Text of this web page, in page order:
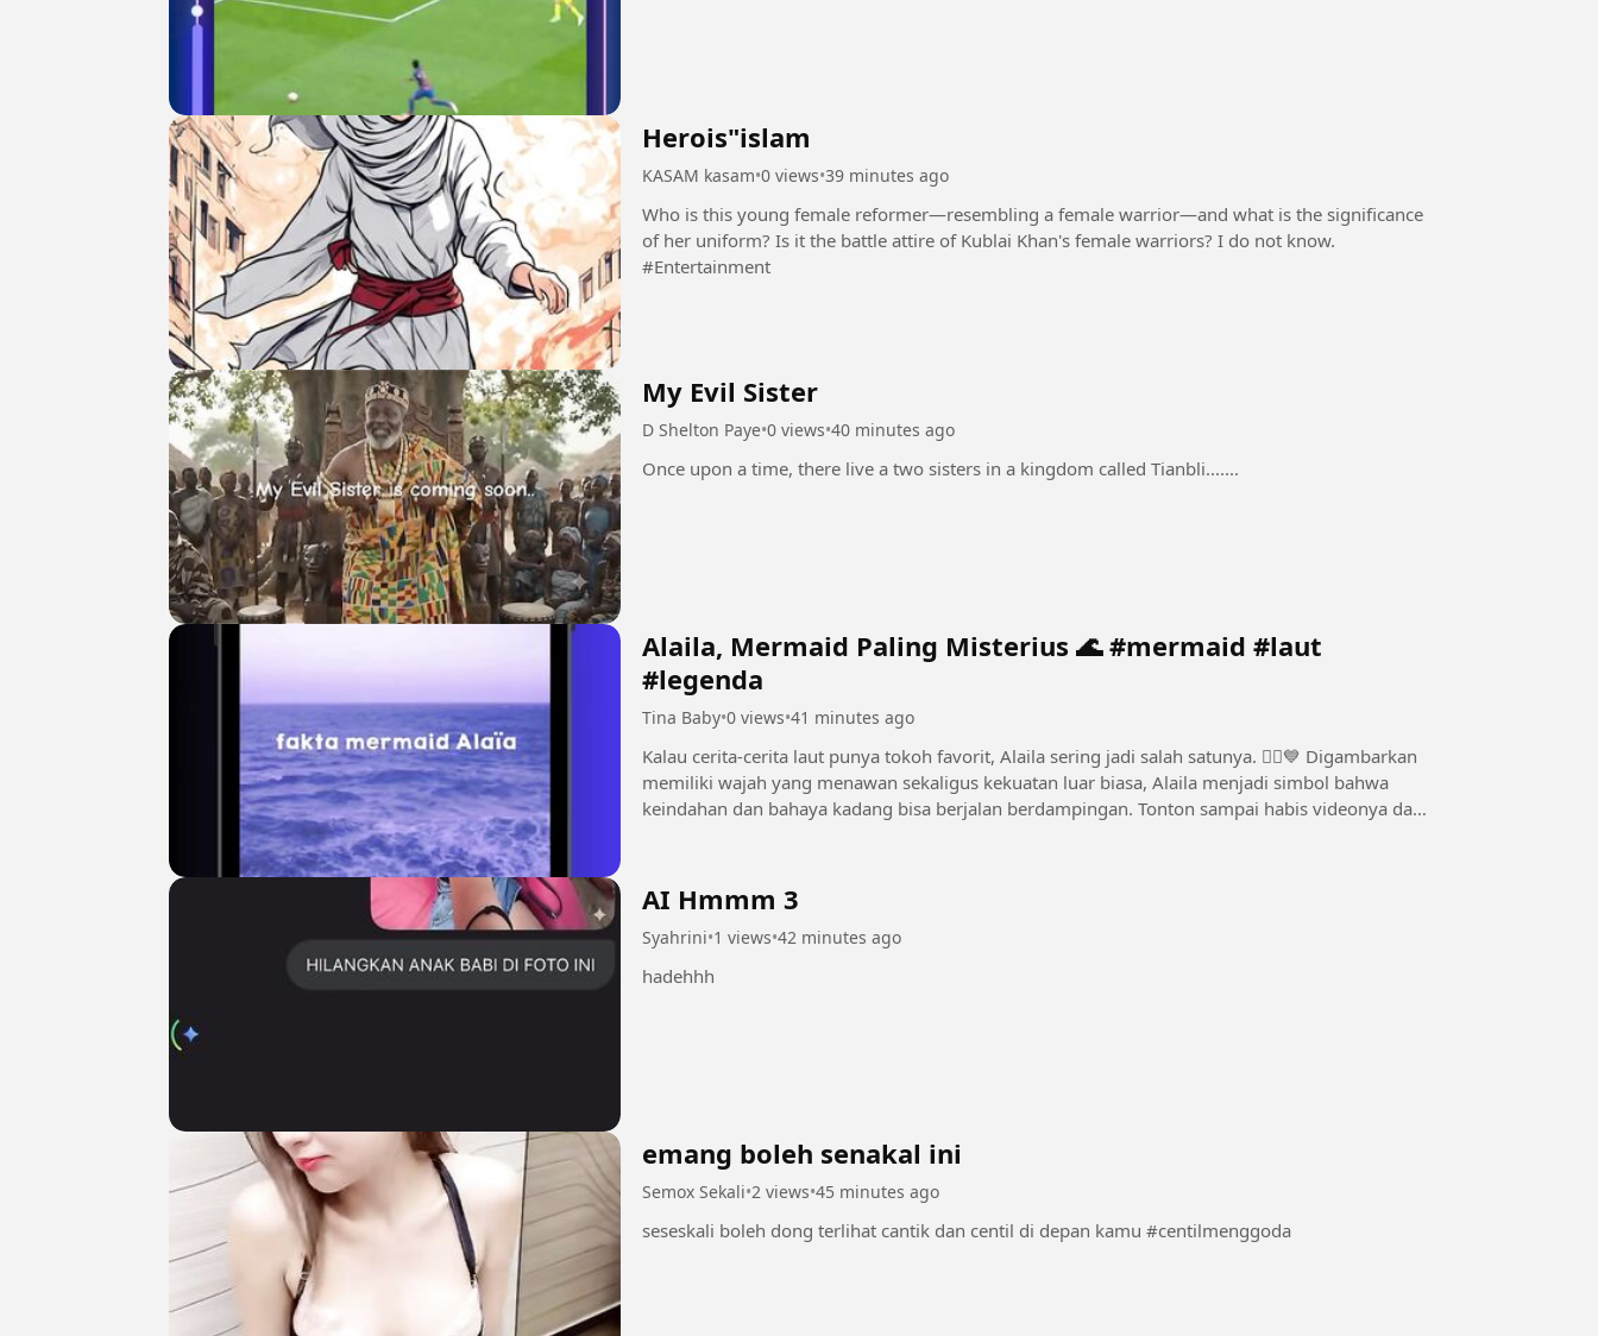
Herois"islam
KASAM kasam•0 views•39 minutes ago
Who is this young female reformer—resembling a female warrior—and what is the significance
of her uniform? Is it the battle attire of Kublai Khan's female warriors? I do not know.
#Entertainment
My Evil Sister
D Shelton Paye•0 views•40 minutes ago
Once upon a time, there live a two sisters in a kingdom called Tianbli.......
Alaila, Mermaid Paling Misterius 🌊 #mermaid #laut
#legenda
Tina Baby•0 views•41 minutes ago
Kalau cerita-cerita laut punya tokoh favorit, Alaila sering jadi salah satunya. 🧜‍♀️💙 Digambarkan
memiliki wajah yang menawan sekaligus kekuatan luar biasa, Alaila menjadi simbol bahwa
keindahan dan bahaya kadang bisa berjalan berdampingan. Tonton sampai habis videonya dan
AI Hmmm 3
Syahrini•1 views•42 minutes ago
hadehhh
emang boleh senakal ini
Semox Sekali•2 views•45 minutes ago
seseskali boleh dong terlihat cantik dan centil di depan kamu #centilmenggoda